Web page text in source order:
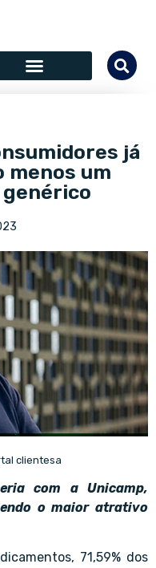
já
menos um
clientesa
com a Unicamp,
o maior atrativo
71,59% dos